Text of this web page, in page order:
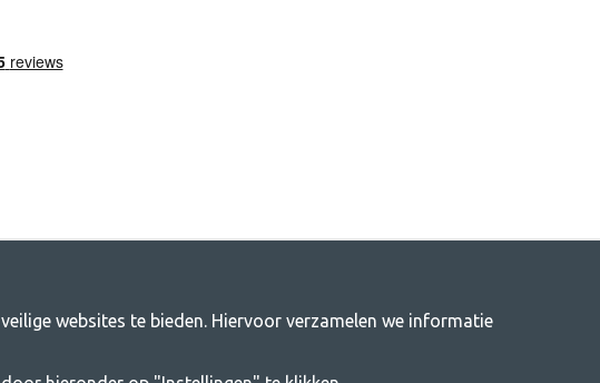
en buitenleven
websites te bieden. Hiervoor verzamelen we informatie